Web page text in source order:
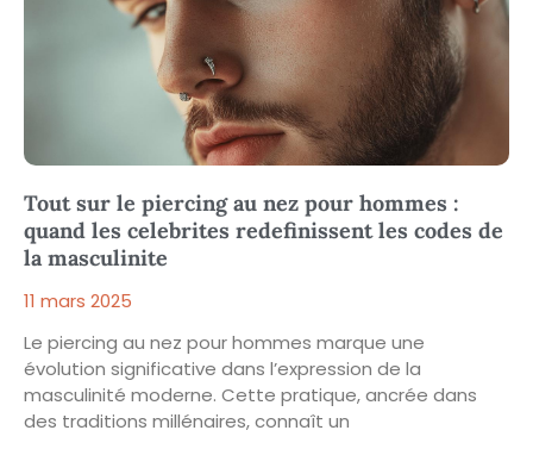
Tout sur le piercing au nez pour hommes :
quand les celebrites redefinissent les codes de
la masculinite
11 mars 2025
Le piercing au nez pour hommes marque une
évolution significative dans l’expression de la
masculinité moderne. Cette pratique, ancrée dans
des traditions millénaires, connaît un